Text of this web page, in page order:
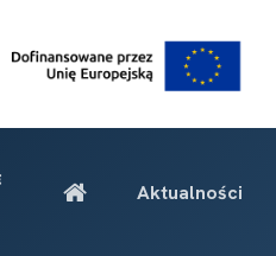
Aktualności